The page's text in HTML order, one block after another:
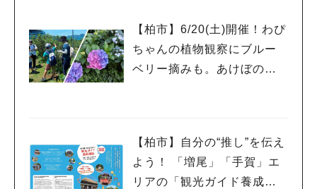
【柏市】6/20(土)開催！わぴ
ちゃんの植物観察にブルー
ベリー摘みも。あけぼの山
【柏市】自分の“推し”を伝え
よう！ 「増尾」「手賀」エ
リアの「観光ガイド養成講
人気のキーワード